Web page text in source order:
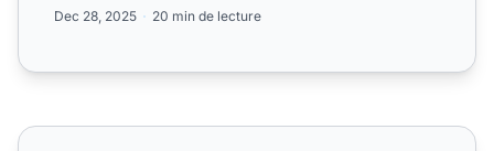
Dec 28, 2025 20 min de lecture
Plus de 80 % des marques utilisent le marketing affiliation